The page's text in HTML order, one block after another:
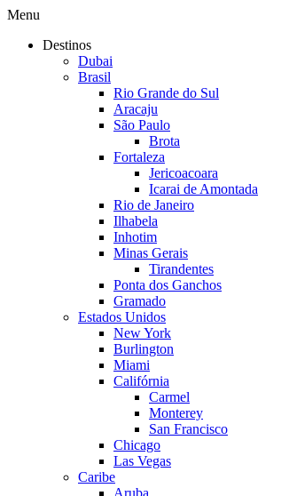
Menu
Destinos
Dubai
Brasil
Rio Grande do Sul
Aracaju
São Paulo
Brota
Fortaleza
Jericoacoara
Icarai de Amontada
Rio de Janeiro
Ilhabela
Inhotim
Minas Gerais
Tirandentes
Ponta dos Ganchos
Gramado
Estados Unidos
New York
Burlington
Miami
Califórnia
Carmel
Monterey
San Francisco
Chicago
Las Vegas
Caribe
Aruba